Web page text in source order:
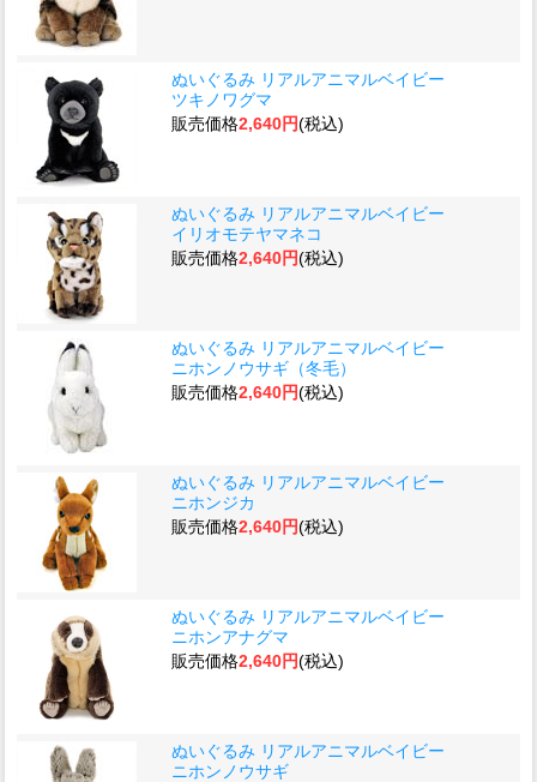
ぬいぐるみ リアルアニマルベイビー
ツキノワグマ
販売価格2,640円(税込)
ぬいぐるみ リアルアニマルベイビー
イリオモテヤマネコ
販売価格2,640円(税込)
ぬいぐるみ リアルアニマルベイビー
ニホンノウサギ（冬毛）
販売価格2,640円(税込)
ぬいぐるみ リアルアニマルベイビー
ニホンジカ
販売価格2,640円(税込)
ぬいぐるみ リアルアニマルベイビー
ニホンアナグマ
販売価格2,640円(税込)
ぬいぐるみ リアルアニマルベイビー
ニホンノウサギ